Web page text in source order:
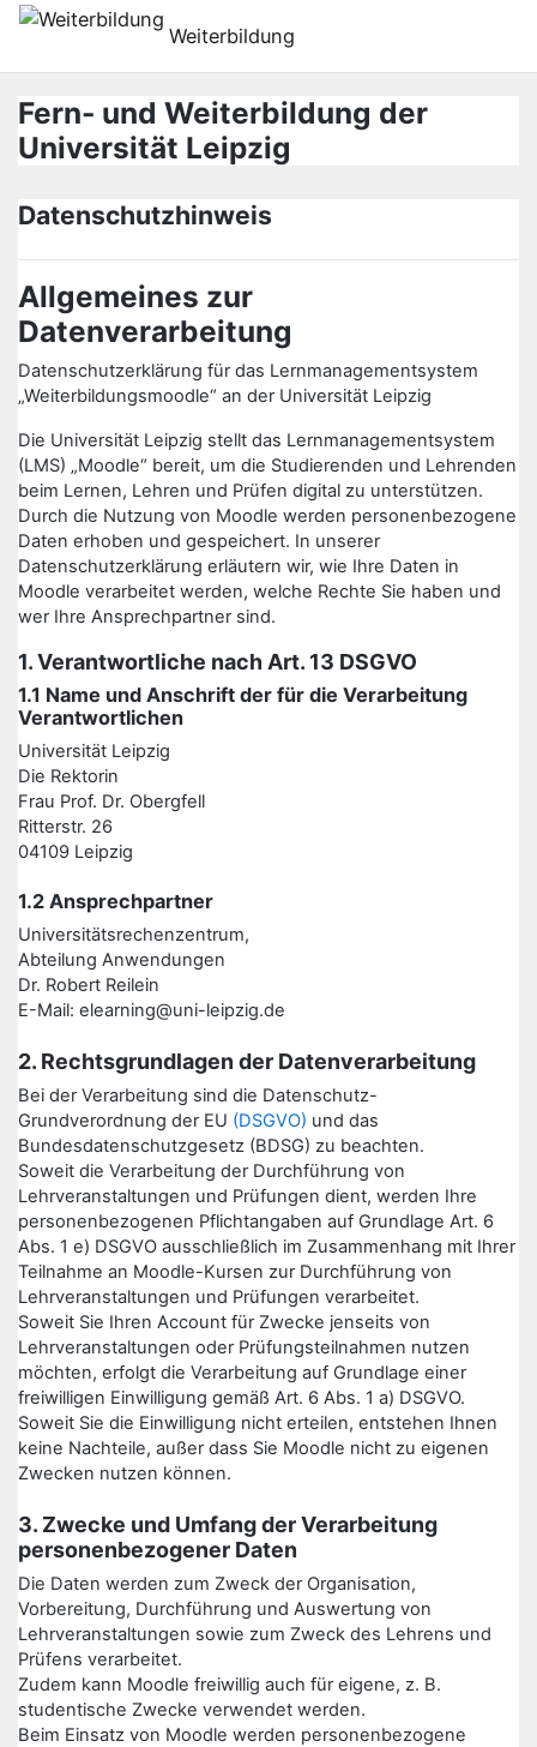
Preskoči na glavno vsebino
Weiterbildung
Fern- und Weiterbildung der
Universität Leipzig
Datenschutzhinweis
Allgemeines zur
Datenverarbeitung
Datenschutzerklärung für das Lernmanagementsystem
„Weiterbildungsmoodle“ an der Universität Leipzig
Die Universität Leipzig stellt das Lernmanagementsystem
(LMS) „Moodle“ bereit, um die Studierenden und Lehrenden
beim Lernen, Lehren und Prüfen digital zu unterstützen.
Durch die Nutzung von Moodle werden personenbezogene
Daten erhoben und gespeichert. In unserer
Datenschutzerklärung erläutern wir, wie Ihre Daten in
Moodle verarbeitet werden, welche Rechte Sie haben und
wer Ihre Ansprechpartner sind.
1. Verantwortliche nach Art. 13 DSGVO
1.1 Name und Anschrift der für die Verarbeitung
Verantwortlichen
Universität Leipzig
Die Rektorin
Frau Prof. Dr. Obergfell
Ritterstr. 26
04109 Leipzig
1.2 Ansprechpartner
Universitätsrechenzentrum,
Abteilung Anwendungen
Dr. Robert Reilein
E-Mail: elearning@uni-leipzig.de
2. Rechtsgrundlagen der Datenverarbeitung
Bei der Verarbeitung sind die Datenschutz-
Grundverordnung der EU (DSGVO) und das
Bundesdatenschutzgesetz (BDSG) zu beachten.
Soweit die Verarbeitung der Durchführung von
Lehrveranstaltungen und Prüfungen dient, werden Ihre
personenbezogenen Pflichtangaben auf Grundlage Art. 6
Abs. 1 e) DSGVO ausschließlich im Zusammenhang mit Ihrer
Teilnahme an Moodle-Kursen zur Durchführung von
Lehrveranstaltungen und Prüfungen verarbeitet.
Soweit Sie Ihren Account für Zwecke jenseits von
Lehrveranstaltungen oder Prüfungsteilnahmen nutzen
möchten, erfolgt die Verarbeitung auf Grundlage einer
freiwilligen Einwilligung gemäß Art. 6 Abs. 1 a) DSGVO.
Soweit Sie die Einwilligung nicht erteilen, entstehen Ihnen
keine Nachteile, außer dass Sie Moodle nicht zu eigenen
Zwecken nutzen können.
3. Zwecke und Umfang der Verarbeitung
personenbezogener Daten
Die Daten werden zum Zweck der Organisation,
Vorbereitung, Durchführung und Auswertung von
Lehrveranstaltungen sowie zum Zweck des Lehrens und
Prüfens verarbeitet.
Zudem kann Moodle freiwillig auch für eigene, z. B.
studentische Zwecke verwendet werden.
Beim Einsatz von Moodle werden personenbezogene